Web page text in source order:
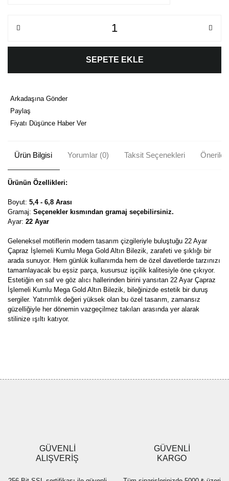
SEPETE EKLE
Arkadaşına Gönder
Paylaş
Fiyatı Düşünce Haber Ver
Ürün Bilgisi Yorumlar (0) Taksit Seçenekleri
Ürünün Özellikleri:
Boyut: 5,4 - 6,8 Arası
Gramaj: Seçenekler kısmından gramaj seçebilirsiniz.
Ayar: 22 Ayar
Geleneksel motiflerin modern tasarım çizgileriyle buluştuğu 22 Ayar
Çapraz İşlemeli Kumlu Mega Gold Altın Bilezik, zarafeti ve şıklığı bir
arada sunuyor. Hem günlük kullanımda hem de özel davetlerde tarzınızı
tamamlayacak bu eşsiz parça, kusursuz işçilik kalitesiyle öne çıkıyor.
Estetiğin en saf ve göz alıcı hallerinden birini yansıtan 22 Ayar Çapraz
İşlemeli Kumlu Mega Gold Altın Bilezik, bileğinizde estetik bir duruş
sergiler. Yatırımlık değeri yüksek olan bu özel tasarım, zamansız
güzelliğiyle her dönemin vazgeçilmez takıları arasında yer alarak
stilinize ışıltı katıyor.
Ürün fiyatı diğer sitelerden daha pahalı.
Bu ürüne benzer farklı alternatifler olmalı.
GÜVENLİ
ALIŞVERİŞ
GÜVENLİ
KARGO